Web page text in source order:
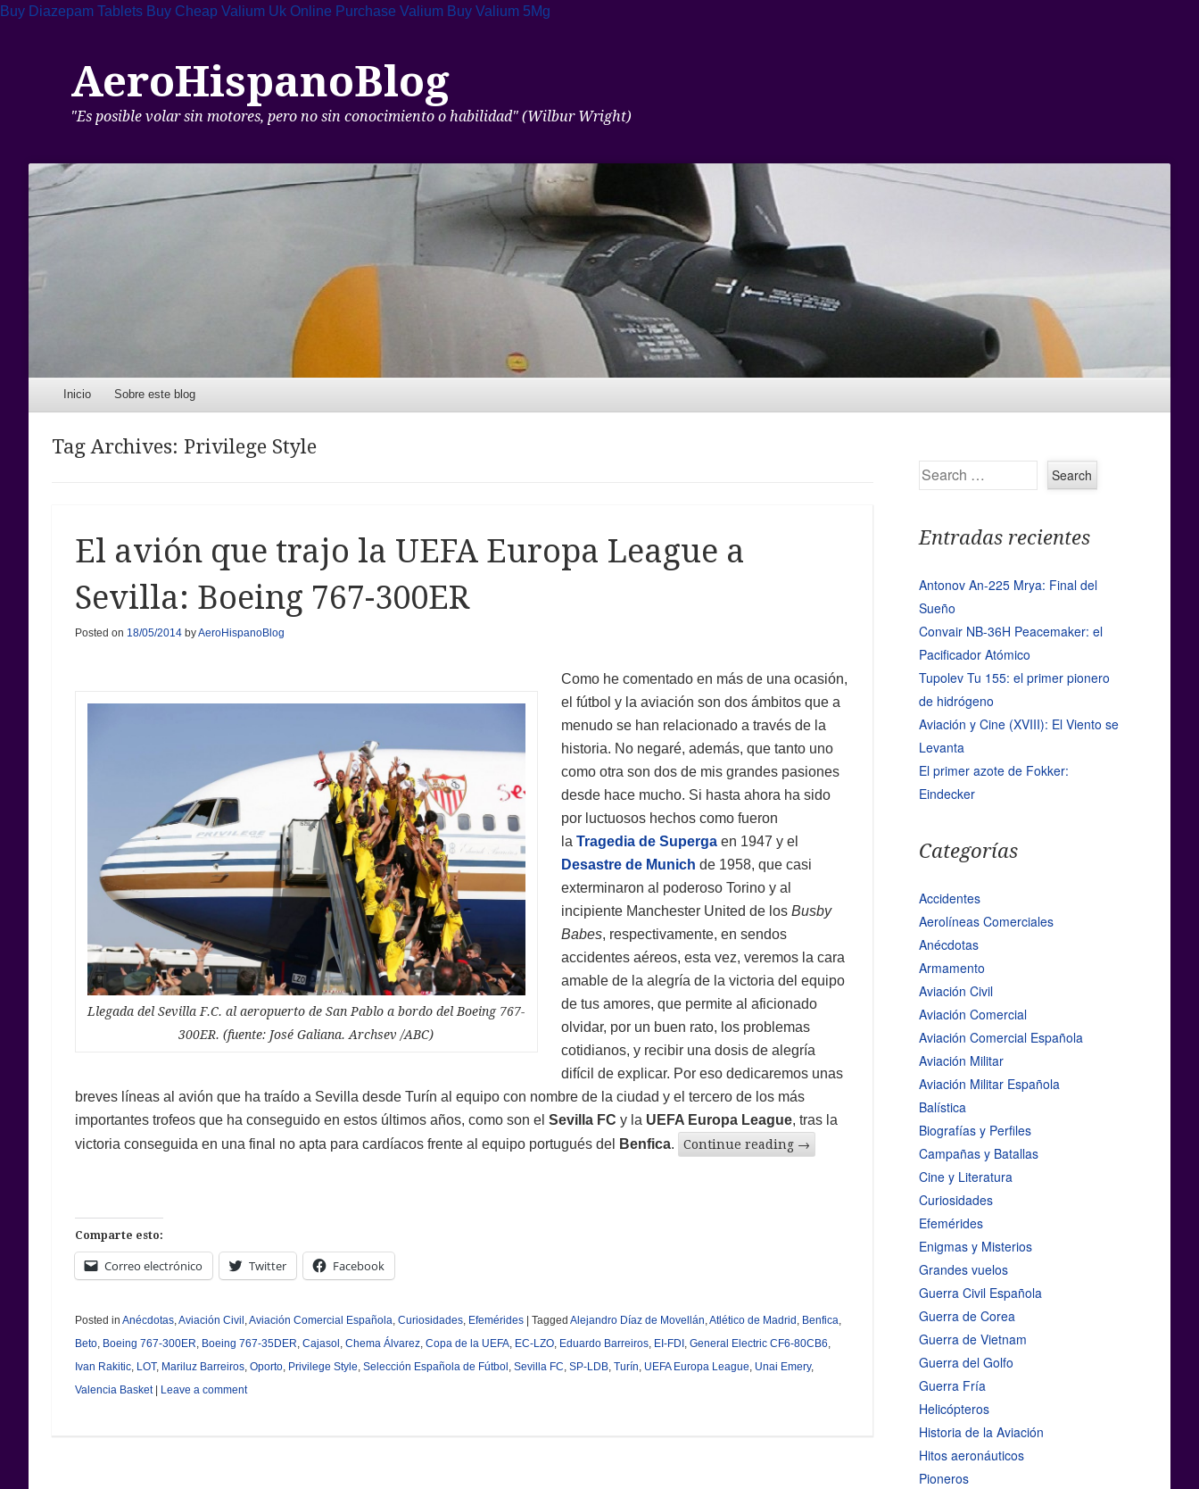
Buy Diazepam Tablets Buy Cheap Valium Uk Online Purchase Valium Buy Valium 5Mg
AeroHispanoBlog
"Es posible volar sin motores, pero no sin conocimiento o habilidad" (Wilbur Wright)
Menu
Skip to content
Inicio Sobre este blog
Tag Archives: Privilege Style
El avión que trajo la UEFA Europa League a
Sevilla: Boeing 767-300ER
Posted on 18/05/2014byAeroHispanoBlog
Llegada del Sevilla F.C. al aeropuerto de San Pablo a bordo del Boeing 767-
300ER. (fuente: José Galiana. Archsev /ABC)
Como he comentado en más de una ocasión,
el fútbol y la aviación son dos ámbitos que a
menudo se han relacionado a través de la
historia. No negaré, además, que tanto uno
como otra son dos de mis grandes pasiones
desde hace mucho. Si hasta ahora ha sido
por luctuosos hechos como fueron
la Tragedia de Superga en 1947 y el
Desastre de Munich de 1958, que casi
exterminaron al poderoso Torino y al
incipiente Manchester United de losBusby
Babes, respectivamente, en sendos
accidentes aéreos, esta vez, veremos la cara
amable de la alegría de la victoria del equipo
de tus amores, que permite al aficionado
olvidar, por un buen rato, los problemas
cotidianos, y recibir una dosis de alegría
difícil de explicar. Por eso dedicaremos unas
breves líneas al avión que ha traído a Sevilla desde Turín al equipo con nombre de la ciudad y el tercero de los más
importantes trofeos que ha conseguido en estos últimos años, como son el Sevilla FC y la UEFA Europa League, tras la
victoria conseguida en una final no apta para cardíacos frente al equipo portugués del
Benfica. Continue reading →
Comparte esto:
Correo electrónico Twitter Facebook
Posted in Anécdotas,Aviación Civil,Aviación Comercial Española, Curiosidades, Efemérides | Tagged Alejandro Díaz de Movellán,Atlético de Madrid, Benfica,
Beto, Boeing 767-300ER, Boeing 767-35DER, Cajasol, Chema Álvarez, Copa de la UEFA, EC-LZO, Eduardo Barreiros, EI-FDI, General Electric CF6-80CB6,
Ivan Rakitic, LOT, Mariluz Barreiros, Oporto, Privilege Style, Selección Española de Fútbol, Sevilla FC, SP-LDB, Turín, UEFA Europa League, Unai Emery,
Valencia Basket | Leave a comment
Search
Entradas recientes
Antonov An-225 Mrya: Final del
Sueño
Convair NB-36H Peacemaker: el
Pacificador Atómico
Tupolev Tu 155: el primer pionero
de hidrógeno
Aviación y Cine (XVIII): El Viento se
Levanta
El primer azote de Fokker:
Eindecker
Categorías
Accidentes
Aerolíneas Comerciales
Anécdotas
Armamento
Aviación Civil
Aviación Comercial
Aviación Comercial Española
Aviación Militar
Aviación Militar Española
Balística
Biografías y Perfiles
Campañas y Batallas
Cine y Literatura
Curiosidades
Efemérides
Enigmas y Misterios
Grandes vuelos
Guerra Civil Española
Guerra de Corea
Guerra de Vietnam
Guerra del Golfo
Guerra Fría
Helicópteros
Historia de la Aviación
Hitos aeronáuticos
Pioneros